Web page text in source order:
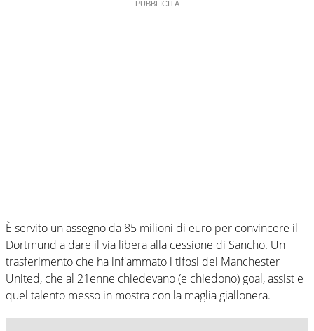
È servito un assegno da 85 milioni di euro per convincere il
Dortmund a dare il via libera alla cessione di Sancho. Un
trasferimento che ha infiammato i tifosi del Manchester
United, che al 21enne chiedevano (e chiedono) goal, assist e
quel talento messo in mostra con la maglia giallonera.